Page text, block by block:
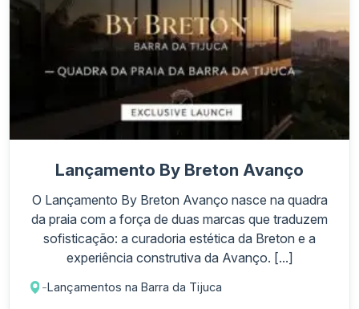
Lançamento By Breton Avanço
O Lançamento By Breton Avanço nasce na quadra
da praia com a força de duas marcas que traduzem
sofisticação: a curadoria estética da Breton e a
experiência construtiva da Avanço. [...]
-Lançamentos na Barra da Tijuca